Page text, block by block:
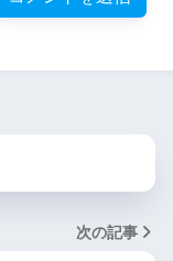
次の記事